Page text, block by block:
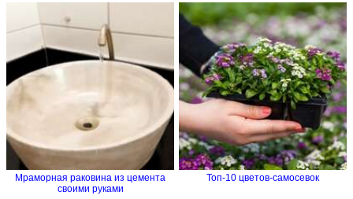
Мраморная раковина из цемента
своими руками
Топ-10 цветов-самосевок